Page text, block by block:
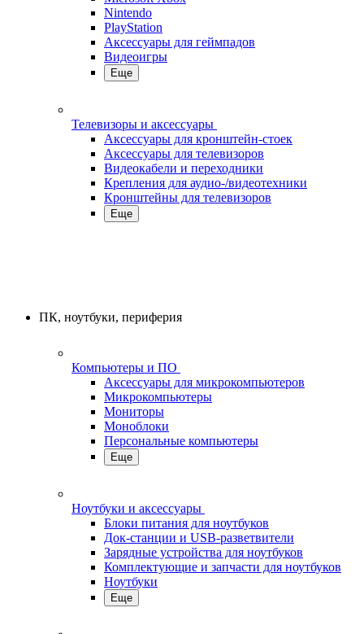
Nintendo
PlayStation
Аксессуары для геймпадов
Видеоигры
Еще
Телевизоры и аксессуары
Аксессуары для кронштейн-стоек
Аксессуары для телевизоров
Видеокабели и переходники
Крепления для аудио-/видеотехники
Кронштейны для телевизоров
Еще
ПК, ноутбуки, периферия
Компьютеры и ПО
Аксессуары для микрокомпьютеров
Микрокомпьютеры
Мониторы
Моноблоки
Персональные компьютеры
Еще
Ноутбуки и аксессуары
Блоки питания для ноутбуков
Док-станции и USB-разветвители
Зарядные устройства для ноутбуков
Комплектующие и запчасти для ноутбуков
Ноутбуки
Еще